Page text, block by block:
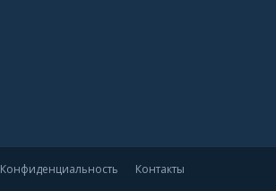
Конфиденциальность Контакты